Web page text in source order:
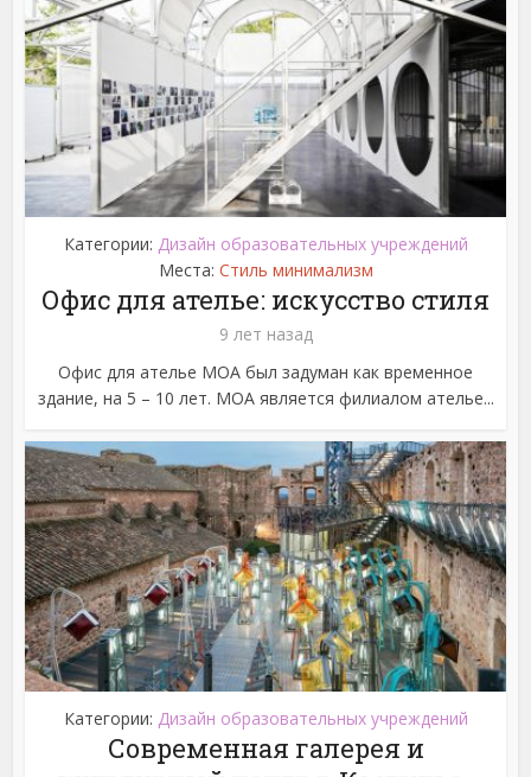
Категории: Дизайн образовательных учреждений
Места: Стиль минимализм
Офис для ателье: искусство стиля
9 лет назад
Офис для ателье МОА был задуман как временное
здание, на 5 – 10 лет. МОА является филиалом ателье...
Категории: Дизайн образовательных учреждений
Современная галерея и